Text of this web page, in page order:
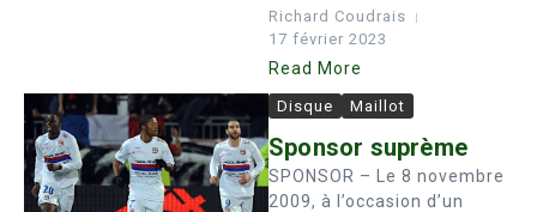
Richard Coudrais
17 février 2023
Read More
Disque Maillot
Sponsor suprème
SPONSOR – Le 8 novembre
2009, à l’occasion d’un